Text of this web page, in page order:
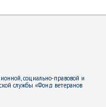
социально-правовой и
службы «Фонд ветеранов